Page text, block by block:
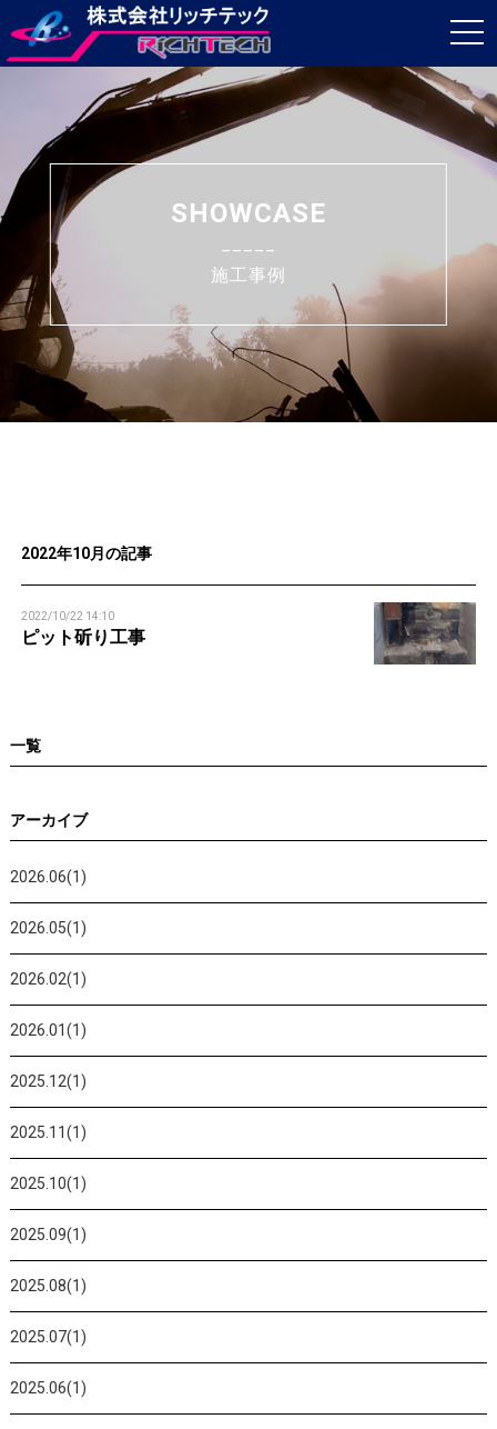
SHOWCASE
施工事例
2022年10月の記事
2022/10/22 14:10
ピット斫り工事
一覧
アーカイブ
2026.06(1)
2026.05(1)
2026.02(1)
2026.01(1)
2025.12(1)
2025.11(1)
2025.10(1)
2025.09(1)
2025.08(1)
2025.07(1)
2025.06(1)
t
o
g
l
a
v
g